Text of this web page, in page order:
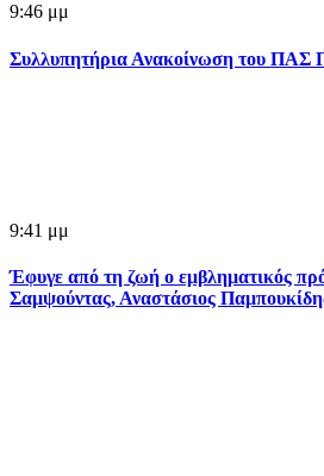
9:46 μμ
Συλλυπητήρια Ανακοίνωση του ΠΑΣ
9:41 μμ
Έφυγε από τη ζωή ο εμβληματικός
Σαμψούντας, Αναστάσιος